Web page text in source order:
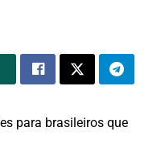
para brasileiros que